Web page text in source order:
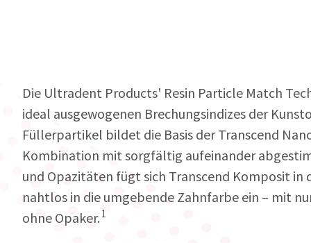
Die Ultradent Products' Resin Particle Match
ideal ausgewogenen Brechungsindizes der
Füllerpartikel bildet die Basis der Transcend
Kombination mit sorgfältig aufeinander
und Opazitäten fügt sich Transcend Komposit in
nahtlos in die umgebende Zahnfarbe ein – mit
ohne Opaker. 1